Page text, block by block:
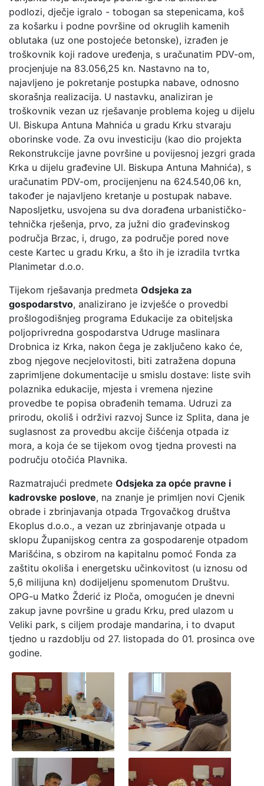
podlozi, dječje igralo - tobogan sa stepenicama, koš
za košarku i podne površine od okruglih kamenih
oblutaka (uz one postojeće betonske), izrađen je
troškovnik koji radove uređenja, s uračunatim PDV-om,
procjenjuje na 83.056,25 kn. Nastavno na to,
najavljeno je pokretanje postupka nabave, odnosno
skorašnja realizacija. U nastavku, analiziran je
troškovnik vezan uz rješavanje problema kojeg u dijelu
Ul. Biskupa Antuna Mahnića u gradu Krku stvaraju
oborinske vode. Za ovu investiciju (kao dio projekta
Rekonstrukcije javne površine u povijesnoj jezgri grada
Krka u dijelu građevine Ul. Biskupa Antuna Mahnića), s
uračunatim PDV-om, procijenjenu na 624.540,06 kn,
također je najavljeno kretanje u postupak nabave.
Naposljetku, usvojena su dva dorađena urbanističko-
tehnička rješenja, prvo, za južni dio građevinskog
područja Brzac, i, drugo, za područje pored nove
ceste Kartec u gradu Krku, a što ih je izradila tvrtka
Planimetar d.o.o.
Tijekom rješavanja predmeta Odsjeka za
gospodarstvo, analizirano je izvješće o provedbi
prošlogodišnjeg programa Edukacije za obiteljska
poljoprivredna gospodarstva Udruge maslinara
Drobnica iz Krka, nakon čega je zaključeno kako će,
zbog njegove necjelovitosti, biti zatražena dopuna
zaprimljene dokumentacije u smislu dostave: liste svih
polaznika edukacije, mjesta i vremena njezine
provedbe te popisa obrađenih temama. Udruzi za
prirodu, okoliš i održivi razvoj Sunce iz Splita, dana je
suglasnost za provedbu akcije čišćenja otpada iz
mora, a koja će se tijekom ovog tjedna provesti na
području otočića Plavnika.
Razmatrajući predmete Odsjeka za opće pravne i
kadrovske poslove, na znanje je primljen novi Cjenik
obrade i zbrinjavanja otpada Trgovačkog društva
Ekoplus d.o.o., a vezan uz zbrinjavanje otpada u
sklopu Županijskog centra za gospodarenje otpadom
Marišćina, s obzirom na kapitalnu pomoć Fonda za
zaštitu okoliša i energetsku učinkovitost (u iznosu od
5,6 milijuna kn) dodijeljenu spomenutom Društvu.
OPG-u Matko Žderić iz Ploča, omogućen je dnevni
zakup javne površine u gradu Krku, pred ulazom u
Veliki park, s ciljem prodaje mandarina, i to dvaput
tjedno u razdoblju od 27. listopada do 01. prosinca ove
godine.